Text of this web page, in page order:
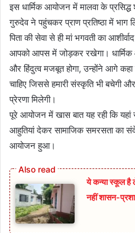
इस धार्मिक आयोजन में मालवा के प्रसिद्ध
गुरुदेव ने पहुंचकर प्राण प्रतिष्ठा में भाग
पिता की सेवा से ही मां भगवती का
आपको आपस में जोड़कर रखेगा।
और हिंदुत्व मजबूत होगा, उन्होंने आगे
चाहिए जिससे हमारी संस्कृति भी बचेगी
प्रेरणा मिलेगी।
पूरे आयोजन में खास बात यह रही कि यहां
आहुतियां देकर सामाजिक समरसता का
आयोजन हुआ।
ये कन्या स्कूल है
नहीं शासन-